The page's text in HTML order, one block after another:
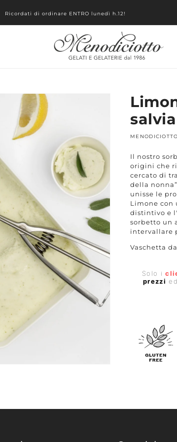
Ricordati di ordinare ENTRO lunedì h.12!
alle
salvia
Il nostro
origini che
cercato di
della
unisse le
Limone con
distintivo e
sorbetto un
intervallare
Vaschetta
Prezzo
Solo i
prezzi